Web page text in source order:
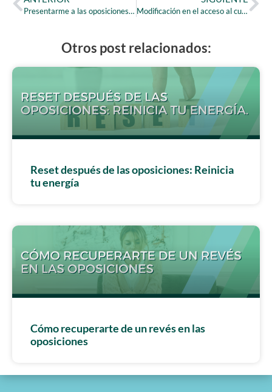
Presentarme a las oposiciones pero… ¿por dónde empiezo? Modificación en el acceso al cuerpo de docentes a las oposiciones
Otros post relacionados:
Reset después de las oposiciones: Reinicia
tu energía
Cómo recuperarte de un revés en las
oposiciones